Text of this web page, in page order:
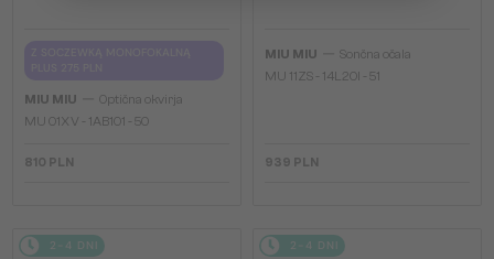
MIU MIU
Optična okvirja
MU 01XV - 1AB1O1 - 50
810 PLN
MIU MIU
Sončna očala
MU 11ZS - 14L20I - 51
939 PLN
2-4 DNI 2-4 DNI